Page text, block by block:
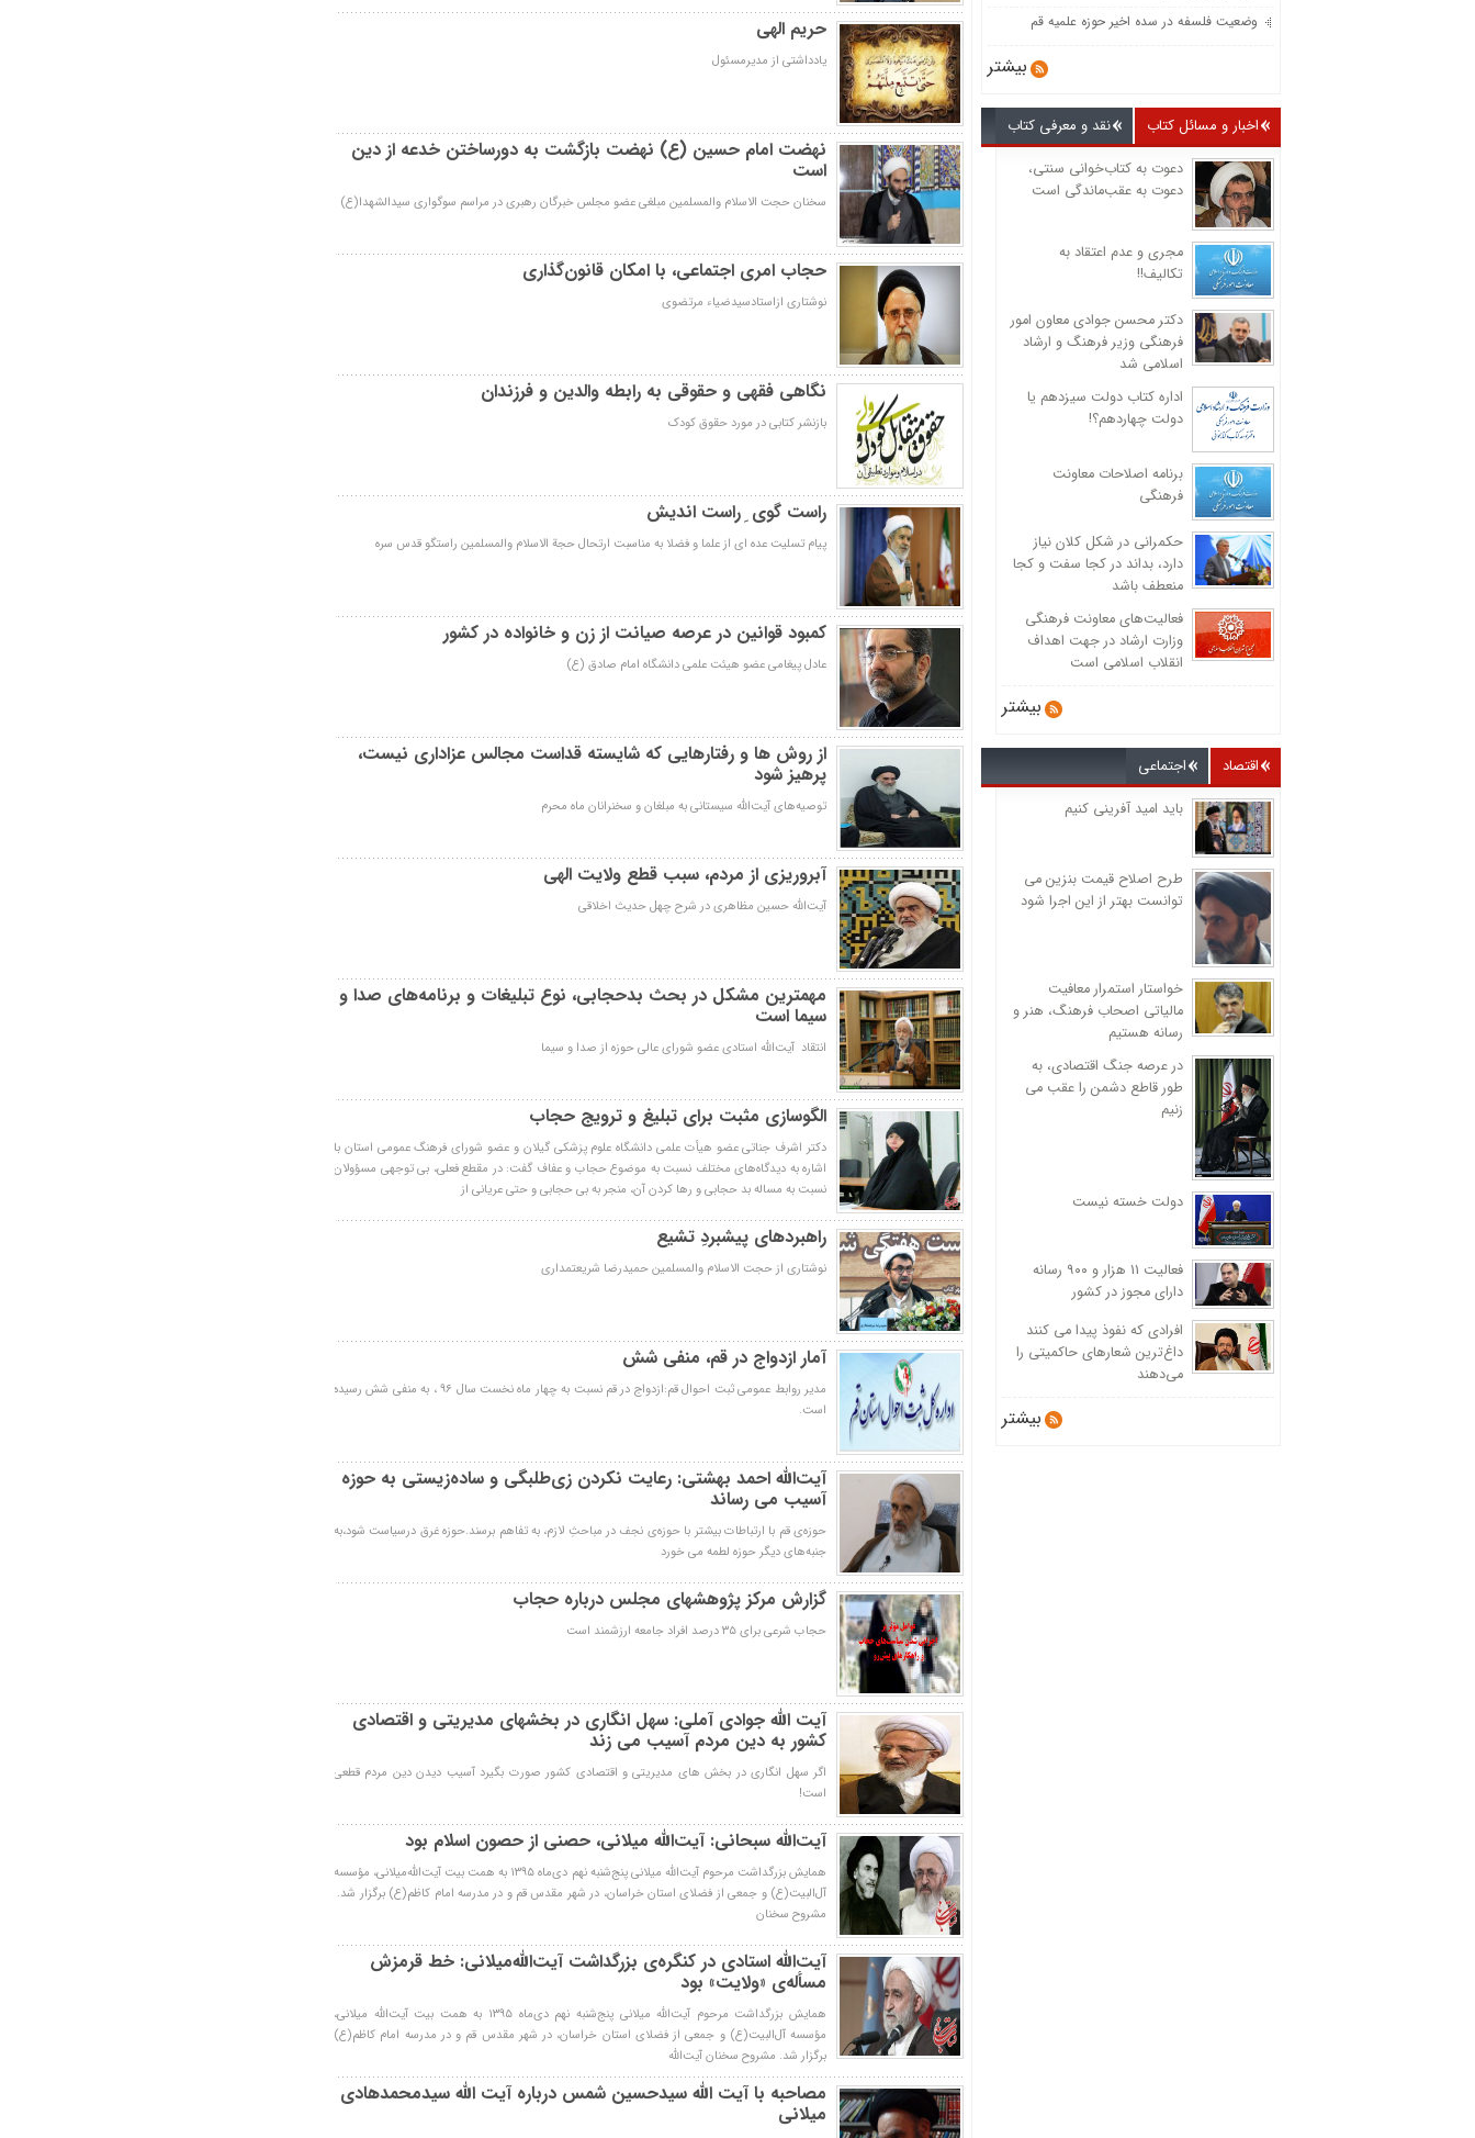
وضعیت فلسفه در سده اخیر حوزه علمیه قم
بیشتر
اخبار و مسائل کتاب نقد و معرفی کتاب
دعوت به کتاب‌خوانی سنتی،
دعوت به عقب‌ماندگی است
مجری و عدم اعتقاد به
تکالیف!!
دکتر محسن جوادی معاون امور
فرهنگی وزیر فرهنگ و ارشاد
اسلامی شد
اداره کتاب دولت سیزدهم یا
دولت چهاردهم؟!
برنامه اصلاحات معاونت
فرهنگی
حکمرانی در شکل کلان نیاز
دارد، بداند در کجا سفت و کجا
منعطف باشد
فعالیت‌های معاونت فرهنگی
وزارت ارشاد در جهت اهداف
انقلاب اسلامی است
بیشتر
اقتصاد اجتماعی
باید امید آفرینی کنیم
طرح اصلاح قیمت بنزین می
توانست بهتر از این اجرا شود
خواستار استمرار معافیت
مالیاتی اصحاب فرهنگ، هنر و
رسانه هستیم
در عرصه جنگ اقتصادی، به
طور قاطع دشمن را عقب می
زنیم
دولت خسته نیست
فعالیت 11 هزار و ۹۰۰ رسانه
دارای مجوز در کشور
افرادی که نفوذ پیدا می کنند
داغ‌ترین شعارهای حاکمیتی را
می‌دهند
بیشتر
حریم الهی
یادداشتی از مدیرمسئول
نهضت امام حسین (ع) نهضت بازگشت به دورساختن خدعه از دین
است
سخنان حجت الاسلام والمسلمین مبلغی عضو مجلس خبرگان رهبری در مراسم سوگواری سیدالشهدا(ع)
حجاب امری اجتماعی، با امکان قانون‌گذاری
نوشتاری ازاستادسیدضیاء مرتضوی
نگاهی فقهی و حقوقی به رابطه والدین و فرزندان
بازنشر کتابی در مورد حقوق کودک
راست گوی ِ راست اندیش
پیام تسلیت عده ای از علما و فضلا به مناسبت ارتحال حجة الاسلام والمسلمین راستگو قدس سره
کمبود قوانین در عرصه صیانت از زن و خانواده در کشور
عادل پیغامی عضو هيئت علمی دانشگاه امام صادق (ع)
از روش ها و رفتارهایی که شایسته قداست مجالس عزاداری نیست،
پرهیز شود
توصیه‌های آیت‌الله سیستانی به مبلغان و سخنرانان ماه محرم
آبروریزی از مردم، سبب قطع ولایت الهی
آیت‌الله حسین مظاهری در شرح چهل حدیث اخلاقی
مهمترین مشکل در بحث بدحجابی، نوع تبلیغات و برنامه‌های صدا و
سیما است
انتقاد آیت‌الله استادی عضو شورای عالی حوزه از صدا و سیما
الگوسازی‌ مثبت برای تبلیغ و ترویج حجاب
دکتر اشرف جناتی عضو هیأت علمی دانشگاه علوم پزشکی گیلان و عضو شورای فرهنگ عمومی استان با
اشاره به دیدگاه‌های مختلف نسبت به موضوع حجاب و عفاف گفت: در مقطع فعلی، بی توجهی مسؤولان
نسبت به مساله بد حجابی و رها کردن آن، منجر به بی حجابی و حتی عریانی از
راهبردهای پیشبردِ تشیع
نوشتاری از حجت الاسلام والمسلمین حمیدرضا شریعتمداری
آمار ازدواج در قم، منفی شش
مدیر روابط عمومی ثبت احوال قم:ازدواج در قم نسبت به چهار ماه نخست سال ۹۶ ، به منفی شش رسیده
است.
آیت‌الله احمد بهشتی: رعایت نکردن زی‌طلبگی و ساده‌زیستی به حوزه
آسیب می رساند
حوزه‌ی قم با ارتباطات بیشتر با حوزه‌ی نجف در مباحثِ لازم، به تفاهم برسند.حوزه غرق درسیاست شود،به
جنبه‌های دیگر حوزه لطمه می خورد
گزارش مرکز پژوهشهای مجلس درباره حجاب
حجاب شرعی برای ۳۵ درصد افراد جامعه ارزشمند است
آیت الله جوادی آملی: سهل انگاری در بخشهای مدیریتی و اقتصادی
کشور به دین مردم آسیب می زند
اگر سهل انگاری در بخش های مدیریتی و اقتصادی کشور صورت بگیرد آسیب دیدن دین مردم قطعی
است!
آیت‌الله‌ سبحانی: آیت‌الله میلانی، حصنی از حصون اسلام بود
همایش بزرگداشت مرحوم آیت‌الله‌ میلانی پنج‌شنبه نهم دی‌ماه ۱۳۹۵ به همت بیت آیت‌الله‌میلانی، مؤسسه
آل‌البیت(ع) و جمعی از فضلای استان خراسان، در شهر مقدس قم و در مدرسه امام کاظم(ع) برگزار شد.
مشروح سخنان
آیت‌الله استادی در کنگره‌ی بزرگداشت آیت‌الله‌میلانی: خط قرمزش
مسأله‌‌ی «ولایت» بود
همایش بزرگداشت مرحوم آیت‌الله‌ میلانی پنج‌شنبه نهم دی‌ماه ۱۳۹۵ به همت بیت آیت‌الله میلانی،
مؤسسه آل‌البیت(ع) و جمعی از فضلای استان خراسان، در شهر مقدس قم و در مدرسه امام کاظم(ع)
برگزار شد. مشروح سخنان آیت‌الله‌
مصاحبه با آیت الله سیدحسین شمس درباره آیت الله سیدمحمدهادی
میلانی